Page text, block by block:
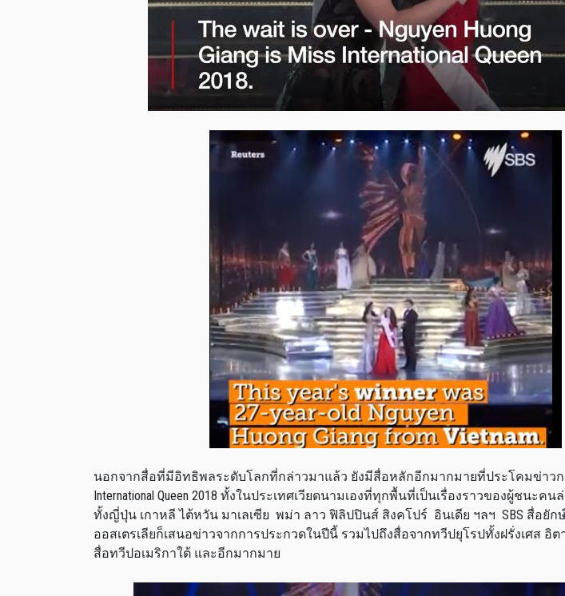
นอกจากสื่อที่มีอิทธิพลระดับโลกที่กล่าวมาแล้ว ยังมีสื่อหลักอีกมากมายที่ประโคมข่าวก
International Queen 2018 ทั้งในประเทศเวียดนามเองที่ทุกพื้นที่เป็นเรื่องราวของผู้ชนะคน
ทั้งญี่ปุ่น เกาหลี ไต้หวัน มาเลเซีย พม่า ลาว ฟิลิปปินส์ สิงคโปร์ อินเดีย ฯลฯ SBS สื่อยัก
ออสเตรเลียก็เสนอข่าวจากการประกวดในปีนี้ รวมไปถึงสื่อจากทวีปยุโรปทั้งฝรั่งเศส อิต
สื่อทวีปอเมริกาใต้ และอีกมากมาย